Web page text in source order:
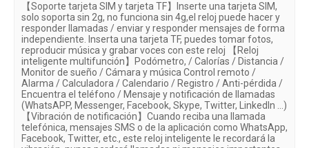
【Soporte tarjeta SIM y tarjeta TF】Inserte una tarjeta SIM,
solo soporta sin 2g, no funciona sin 4g,el reloj puede hacer y
responder llamadas / enviar y responder mensajes de forma
independiente. Inserta una tarjeta TF, puedes tomar fotos,
reproducir música y grabar voces con este reloj 【Reloj
inteligente multifunción】Podómetro, / Calorías / Distancia /
Monitor de sueño / Cámara y música Control remoto /
Alarma / Calculadora / Calendario / Registro / Anti-pérdida /
Encuentra el teléfono / Mensaje y notificación de llamadas
(WhatsAPP, Messenger, Facebook, Skype, Twitter, LinkedIn ...)
【Vibración de notificación】Cuando reciba una llamada
telefónica, mensajes SMS o de la aplicación como WhatsApp,
Facebook, Twitter, etc., este reloj inteligente le recordará la